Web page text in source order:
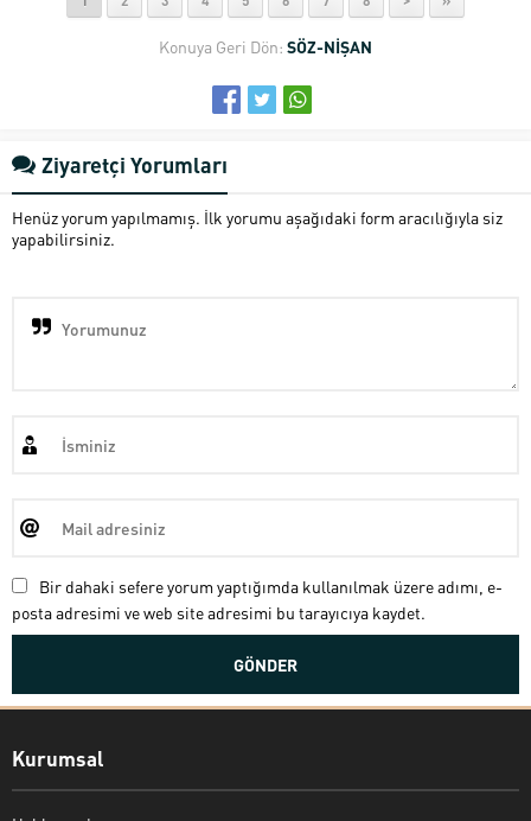
Konuya Geri Dön: SÖZ-NİŞAN
Ziyaretçi Yorumları
Henüz yorum yapılmamış. İlk yorumu aşağıdaki form aracılığıyla siz
yapabilirsiniz.
Bir dahaki sefere yorum yaptığımda kullanılmak üzere adımı, e-
posta adresimi ve web site adresimi bu tarayıcıya kaydet.
Kurumsal